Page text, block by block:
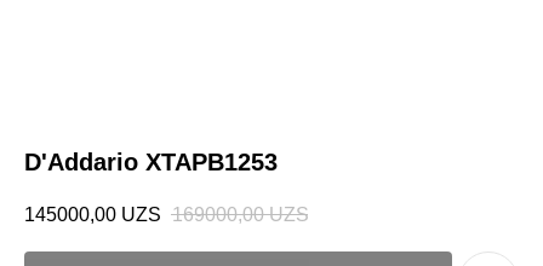
D'Addario XTAPB1253
145000,00 UZS 169000,00 UZS